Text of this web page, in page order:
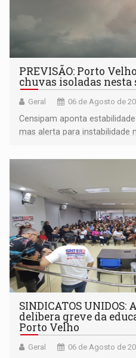
PREVISÃO: Porto
chuvas isoladas nesta
Geral 06 de Agosto de
Censipam aponta
mas alerta para instabilidade
SINDICATOS UNIDOS:
delibera greve da
Porto Velho
Geral 06 de Agosto de